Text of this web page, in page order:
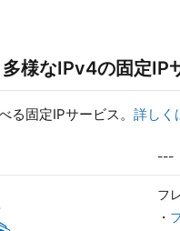
様なIPv4の固定IP
る固定IPサービス。 詳しく
---
フ
・